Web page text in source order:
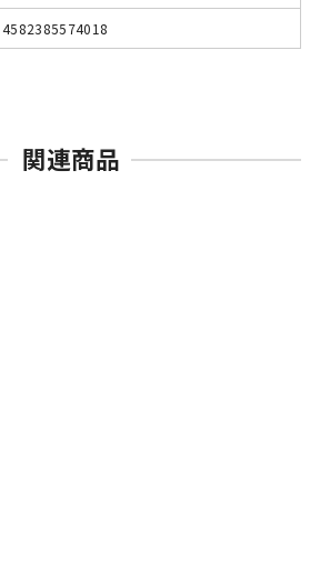
4582385574018
関連商品